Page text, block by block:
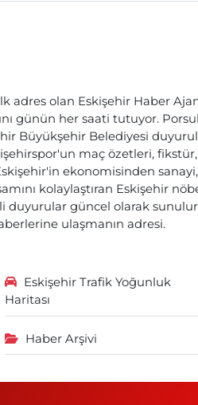
adres olan Eskişehir Haber
günün her saati tutuyor.
Büyükşehir Belediyesi
maç özetleri, fikstür,
ekonomisinden sanayi,
kolaylaştıran Eskişehir
duyurular güncel olarak
ulaşmanın adresi.
Eskişehir Trafik Yoğunluk
Haritası
Haber Arşivi